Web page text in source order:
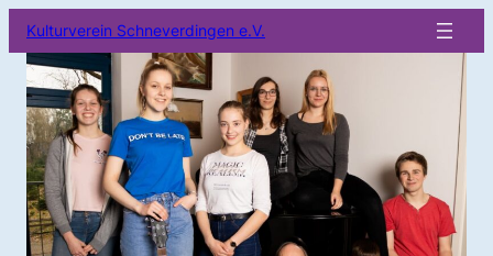
Kulturverein Schneverdingen e.V.